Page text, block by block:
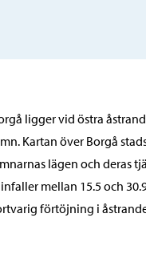
ligger vid östra
Kartan över Borgå
lägen och deras
mellan 15.5 och
förtöjning i